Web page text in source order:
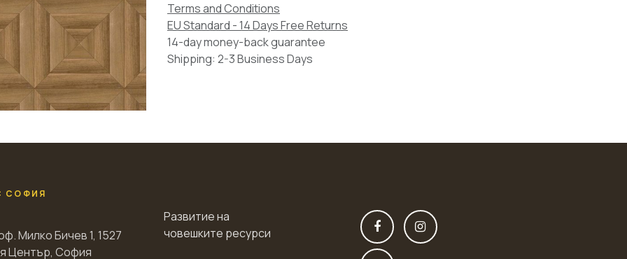
Terms and Conditions
EU Standard - 14 Days Free Returns
14-day money-back guarantee
Shipping: 2-3 Business Days
СОФИЯ
Милко Бичев 1, 1527
Център, София
Развитие на
човешките ресурси